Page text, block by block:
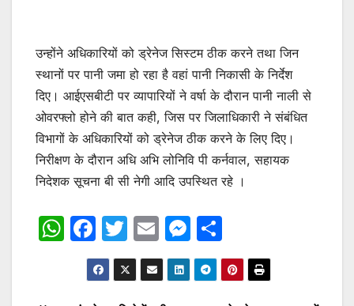
उन्होंने अधिकारियों को ड्रेनेज सिस्टम ठीक करने तथा जिन
स्थानों पर पानी जमा हो रहा है वहां पानी निकासी के निर्देश
दिए। आईएसबीटी पर व्यापारियों ने वर्षा के दौरान पानी नाली से
ओवरफ्लो होने की बात कही, जिस पर जिलाधिकारी ने संबंधित
विभागों के अधिकारियों को ड्रेनेज ठीक करने के लिए दिए।
निरीक्षण के दौरान अधि अभि लोनिवि पी कर्नवाल, सहायक
निदेशक सूचना बी सी नेगी आदि उपस्थित रहे ।
W F
a
c
T
w
itt
E
m
ai
M
e
s
h
ar